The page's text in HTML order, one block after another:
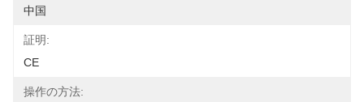
中国
証明:
CE
操作の方法: